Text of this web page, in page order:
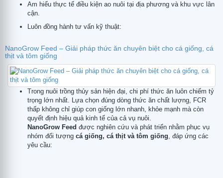
Am hiểu thực tế điều kiện ao nuôi tại địa phương và khu vực lân
cận.
Luôn đồng hành tư vấn kỹ thuật:
NanoGrow Feed – Giải pháp thức ăn chuyên biệt cho cá giống, cá
thịt và tôm giống
Trong nuôi trồng thủy sản hiện đại, chi phí thức ăn luôn chiếm tỷ
trọng lớn nhất. Lựa chọn đúng dòng thức ăn chất lượng, FCR
thấp không chỉ giúp con giống lớn nhanh, khỏe mạnh mà còn
quyết định hiệu quả kinh tế của cả vụ nuôi.
NanoGrow Feed được nghiên cứu và phát triển nhằm phục vụ
nhóm đối tượng cá giống, cá thịt và tôm giống, đáp ứng các
yêu cầu: